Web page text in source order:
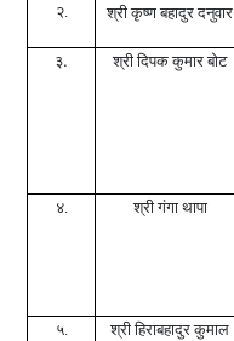
२.
श्री कृष्ण बहादुर दनुवार
३. श्री दिपक कुमार बोट
४.
श्री गंगा थापा
५.
श्री हिराबहादुर कुमाल